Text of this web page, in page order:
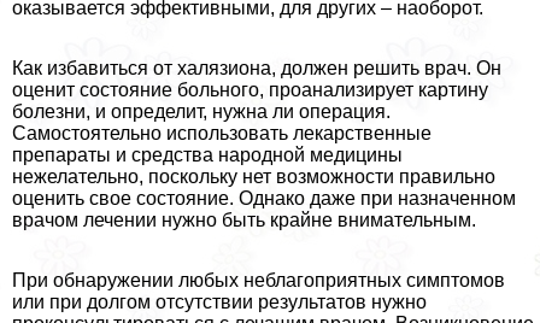
оказывается эффективными, для других – наоборот.
Как избавиться от халязиона, должен решить врач. Он
оценит состояние больного, проанализирует картину
болезни, и определит, нужна ли операция.
Самостоятельно использовать лекарственные
препараты и средства народной медицины
нежелательно, поскольку нет возможности правильно
оценить свое состояние. Однако даже при назначенном
врачом лечении нужно быть крайне внимательным.
При обнаружении любых нeблагоприятных симптомов
или при долгом отсутствии результатов нужно